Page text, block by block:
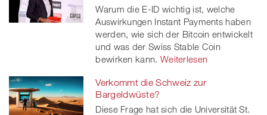
Warum die E-ID wichtig ist, welche
Auswirkungen Instant Payments haben
werden, wie sich der Bitcoin entwickelt
und was der Swiss Stable Coin
bewirken kann. Weiterlesen
Verkommt die Schweiz zur
Bargeldwüste?
Diese Frage hat sich die Universität St.